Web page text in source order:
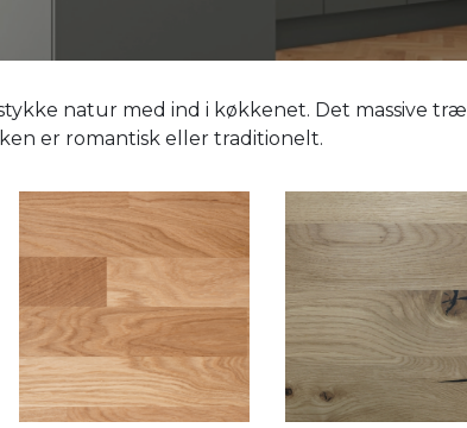
natur med ind i køkkenet. Det massive træ
er romantisk eller traditionelt.